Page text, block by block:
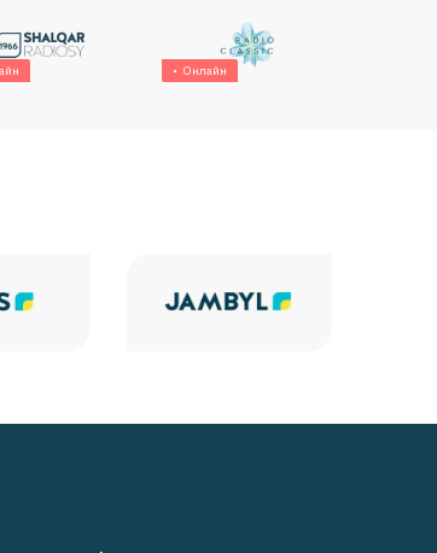
Онлайн